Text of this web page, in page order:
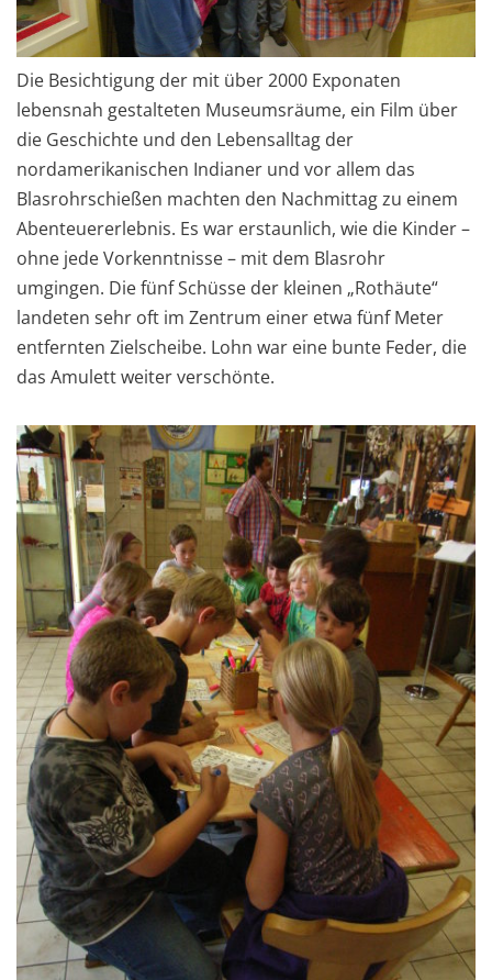
Die Besichtigung der mit über 2000 Exponaten
lebensnah gestalteten Museumsräume, ein Film über
die Geschichte und den Lebensalltag der
nordamerikanischen Indianer und vor allem das
Blasrohrschießen machten den Nachmittag zu einem
Abenteuererlebnis. Es war erstaunlich, wie die Kinder –
ohne jede Vorkenntnisse – mit dem Blasrohr
umgingen. Die fünf Schüsse der kleinen „Rothäute“
landeten sehr oft im Zentrum einer etwa fünf Meter
entfernten Zielscheibe. Lohn war eine bunte Feder, die
das Amulett weiter verschönte.